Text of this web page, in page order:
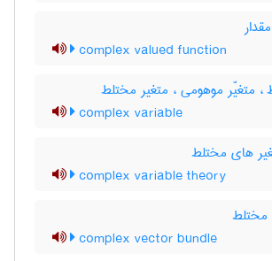
complex valued function
، متغیّر موهومی ، متغیر مختلط
complex variable
های مختلط
complex variable theory
مختلط
complex vector bundle